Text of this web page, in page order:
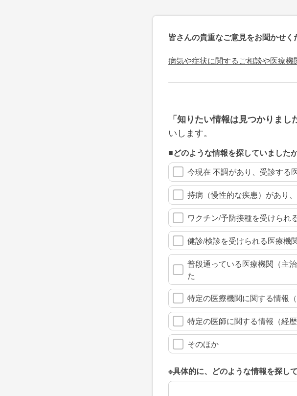
皆さんの貴重なご意見をお聞かせく
病気や症状に関するご相談や医療機
「知りたい情報は見つかりまし
いします。
■どのような情報を探していました
今現在 不調があり、受診する
持病（慢性的な疾患）があり
ワクチン/予防接種を受けられ
健診/検診を受けられる医療機
普段通っている医療機関（主
た
特定の医療機関に関する情報
特定の医師に関する情報（経
そのほか
※具体的に、どのような情報を探し
※具体的に、どのような情報を探して